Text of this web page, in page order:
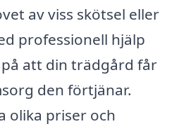
av viss skötsel eller
professionell hjälp
att din trädgård får
den förtjänar.
olika priser och